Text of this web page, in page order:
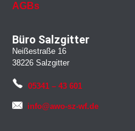
AGBs
Büro Salzgitter
Neißestraße 16
38226 Salzgitter
05341 – 43 601
info@awo-sz-wf.de